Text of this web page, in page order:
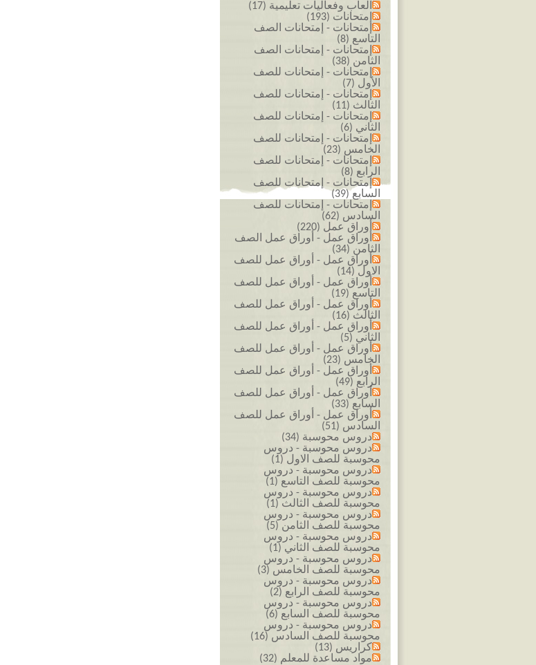
العاب وفعاليات تعليمية (17)
إمتحانات (193)
إمتحانات - إمتحانات الصف
التاسع (8)
إمتحانات - إمتحانات الصف
الثامن (38)
إمتحانات - إمتحانات للصف
الأول (7)
إمتحانات - إمتحانات للصف
الثالث (11)
إمتحانات - إمتحانات للصف
الثاني (6)
إمتحانات - إمتحانات للصف
الخامس (23)
إمتحانات - إمتحانات للصف
الرابع (8)
إمتحانات - إمتحانات للصف
السابع (39)
إمتحانات - إمتحانات للصف
السادس (62)
أوراق عمل (220)
أوراق عمل - أوراق عمل الصف
الثامن (34)
أوراق عمل - أوراق عمل للصف
الاول (14)
أوراق عمل - أوراق عمل للصف
التاسع (19)
أوراق عمل - أوراق عمل للصف
الثالث (16)
أوراق عمل - أوراق عمل للصف
الثاني (5)
أوراق عمل - أوراق عمل للصف
الخامس (23)
أوراق عمل - أوراق عمل للصف
الرابع (49)
أوراق عمل - أوراق عمل للصف
السابع (33)
أوراق عمل - أوراق عمل للصف
السادس (51)
دروس محوسبة (34)
دروس محوسبة - دروس
محوسبة للصف الاول (1)
دروس محوسبة - دروس
محوسبة للصف التاسع (1)
دروس محوسبة - دروس
محوسبة للصف الثالث (1)
دروس محوسبة - دروس
محوسبة للصف الثامن (5)
دروس محوسبة - دروس
محوسبة للصف الثاني (1)
دروس محوسبة - دروس
محوسبة للصف الخامس (3)
دروس محوسبة - دروس
محوسبة للصف الرابع (2)
دروس محوسبة - دروس
محوسبة للصف السابع (6)
دروس محوسبة - دروس
محوسبة للصف السادس (16)
كراريس (13)
مواد مساعدة للمعلم (32)